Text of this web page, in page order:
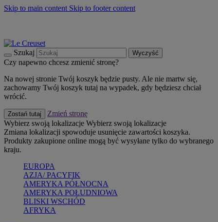
Skip to main content Skip to footer content
Szukaj Wyczyść
Czy napewno chcesz zmienić stronę?
Na nowej stronie Twój koszyk będzie pusty. Ale nie martw się,
zachowamy Twój koszyk tutaj na wypadek, gdy będziesz chciał
wrócić.
Zostań tutaj
Zmień stronę
Wybierz swoją lokalizacje Wybierz swoją lokalizacje
Zmiana lokalizacji spowoduje usunięcie zawartości koszyka.
Produkty zakupione online mogą być wysyłane tylko do wybranego
kraju.
EUROPA
AZJA/ PACYFIK
AMERYKA PÓŁNOCNA
AMERYKA POŁUDNIOWA
BLISKI WSCHÓD
AFRYKA